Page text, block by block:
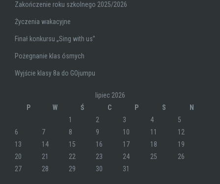
Zakończenie roku szkolnego 2025/2026
Życzenia wakacyjne
Finał konkursu „Sing with us”
Pożegnanie klas ósmych
Wyjście klasy 8a do GOjumpu
lipiec 2026
P
W Ś C P S
N
1
2 3 4
5
6
7 8 9 10 11
12
13
14 15 16 17 18
19
20
21 22 23 24 25
26
27
28 29 30 31